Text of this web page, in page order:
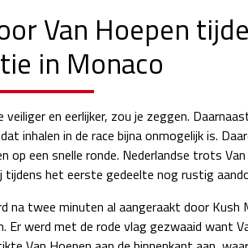
Van Hoepen
in Monaco
en eerlijker, zou je zeggen.
inhalen in de race bijna onmogelijk is.
op een snelle ronde. Nederlandse trots
tijdens het eerste gedeelte nog rustig
na twee minuten al aangeraakt door Kush
Er werd met de rode vlag gezwaaid want